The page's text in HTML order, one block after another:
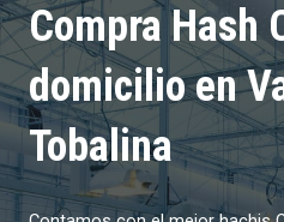
Compra Hash
domicilio en
Tobalina